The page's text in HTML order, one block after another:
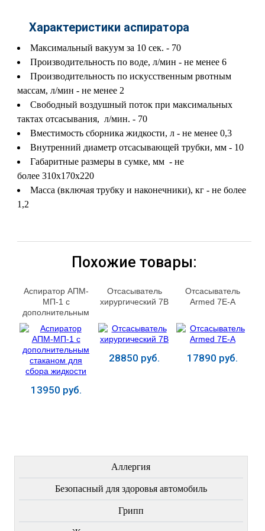
Характеристики аспиратора
Максимальный вакуум за 10 сек. - 70
Производительность по воде, л/мин -не менее 6
Производительность по искусственным рвотным
массам, л/мин -не менее 2
Свободный воздушный поток при максимальных
тактах отсасывания, л/мин. - 70
Вместимость сборника жидкости, л -не менее 0,3
Внутренний диаметр отсасывающей трубки, мм - 10
Габаритные размеры в сумке, мм - не
более310х170х220
Масса (включая трубку и наконечники), кг -не более
1,2
Похожие товары:
Аспиратор АПМ-
МП-1 с
дополнительным
сбора жидкости
13950 руб.
Отсасыватель
хирургический 7В
28850 руб.
Отсасыватель
Armed 7Е-А
17890 руб.
Аллергия
Безопасный для здоровья автомобиль
Грипп